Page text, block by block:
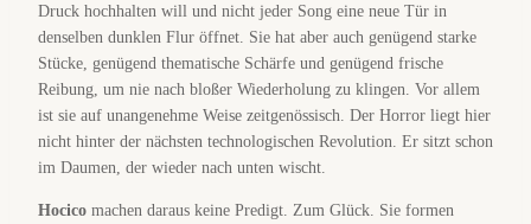
Druck hochhalten will und nicht jeder Song eine neue Tür in
denselben dunklen Flur öffnet. Sie hat aber auch genügend starke
Stücke, genügend thematische Schärfe und genügend frische
Reibung, um nie nach bloßer Wiederholung zu klingen. Vor allem
ist sie auf unangenehme Weise zeitgenössisch. Der Horror liegt hier
nicht hinter der nächsten technologischen Revolution. Er sitzt schon
im Daumen, der wieder nach unten wischt.
Hocico machen daraus keine Predigt. Zum Glück. Sie formen